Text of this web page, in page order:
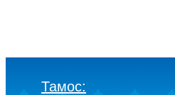
Тамос: